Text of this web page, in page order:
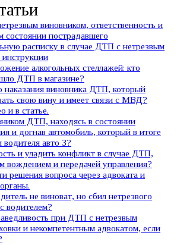
виновником, ответственность и
состоянии пострадавшего
расписку в случае ДТП с нетрезвым
алкогольных стеллажей: кто
ДТП в магазине?
наказания виновника ДТП, который
свою вину и имеет связи с МВД?
и в статье.
ДТП, находясь в состоянии
и догнав автомобиль, который в итоге
водителя авто 3?
и уладить конфликт в случае ДТП,
вождением и передачей управления?
решения вопроса через адвоката и
не виноват, но сбил нетрезвого
водителем?
при ДТП с нетрезвым
и некомпетентным адвокатом, если